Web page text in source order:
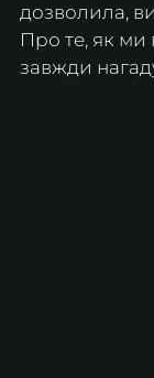
дозволила,
Про те, як
завжди